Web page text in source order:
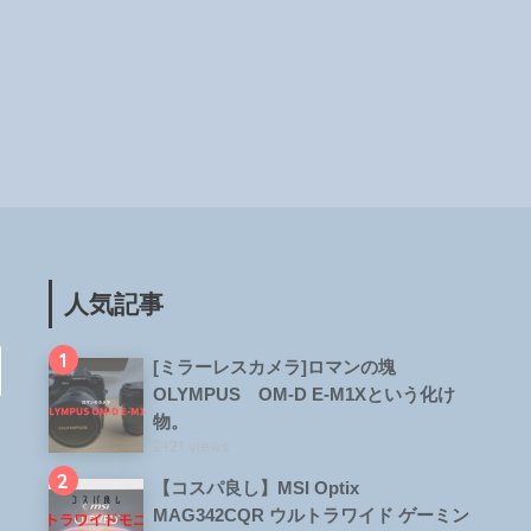
人気記事
1
[ミラーレスカメラ]ロマンの塊
OLYMPUS OM-D E-M1Xという化け
物。
2421 views
2
【コスパ良し】MSI Optix
MAG342CQR ウルトラワイド ゲーミン